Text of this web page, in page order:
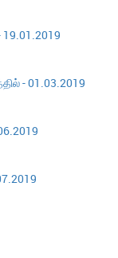
19.01.2019
- 01.03.2019